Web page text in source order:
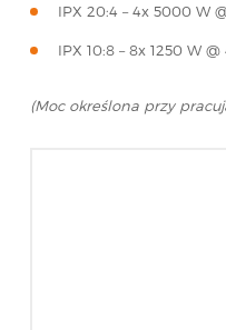
IPX 20:4 – 4x 5000 W
IPX 10:8 – 8x 1250 W @
(Moc określona przy